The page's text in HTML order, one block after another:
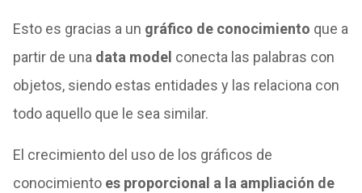
Esto es gracias a un gráfico de conocimiento que a
partir de una data model conecta las palabras con
objetos, siendo estas entidades y las relaciona con
todo aquello que le sea similar.
El crecimiento del uso de los gráficos de
conocimiento es proporcional a la ampliación de